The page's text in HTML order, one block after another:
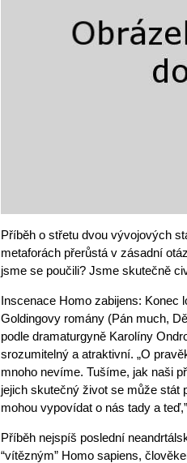
Příběh o střetu dvou vývojových
metaforách přerůstá v zásadní
jsme se poučili? Jsme skutečně
Inscenace Homo zabijens: Konec
Goldingovy romány (Pán much,
podle dramaturgyně Karolíny
srozumitelný a atraktivní. „O
mnoho nevíme. Tušíme, jak naši
jejich skutečný život se může stát
mohou vypovídat o nás tady a
Příběh nejspíš poslední
“vítězným” Homo sapiens,